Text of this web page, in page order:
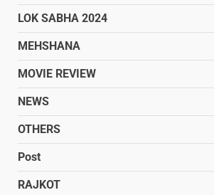
LOK SABHA 2024
MEHSHANA
MOVIE REVIEW
NEWS
OTHERS
Post
RAJKOT